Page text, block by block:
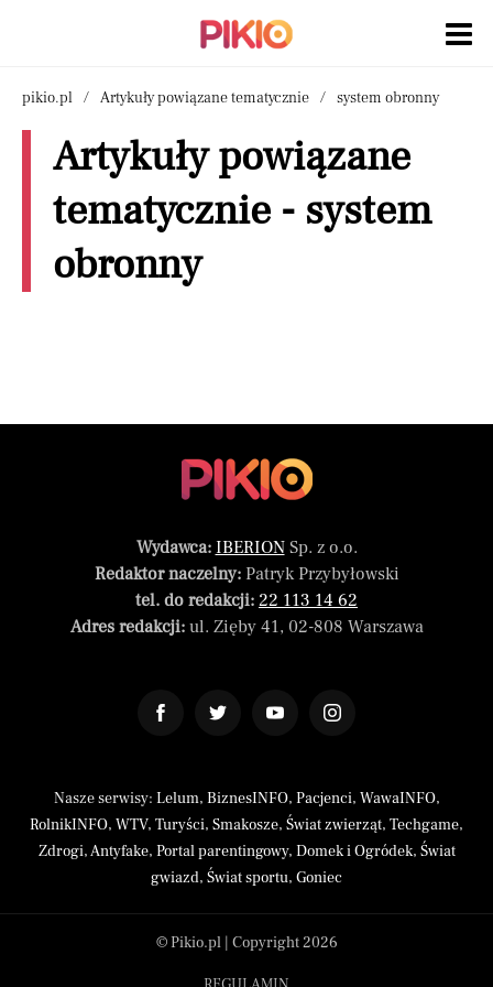
pikio.pl Artykuły powiązane tematycznie system obronny
Artykuły powiązane
tematycznie - system
obronny
Wydawca: IBERIONSp. z o.o.
Redaktor naczelny:Patryk Przybyłowski
tel. do redakcji: 22 113 14 62
Adres redakcji:ul. Zięby 41, 02-808 Warszawa
Nasze serwisy: Lelum, BiznesINFO, Pacjenci, WawaINFO,
RolnikINFO, WTV, Turyści, Smakosze, Świat zwierząt, Techgame,
Zdrogi,Antyfake, Portal parentingowy, Domek i Ogródek, Świat
gwiazd, Świat sportu, Goniec
© Pikio.pl | Copyright 2026